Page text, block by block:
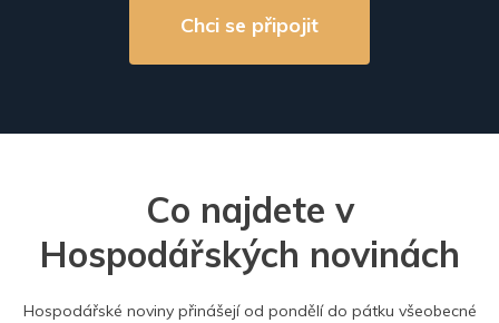
Chci se připojit
Co najdete v
Hospodářských novinách
Hospodářské noviny přinášejí od pondělí do pátku všeobecné